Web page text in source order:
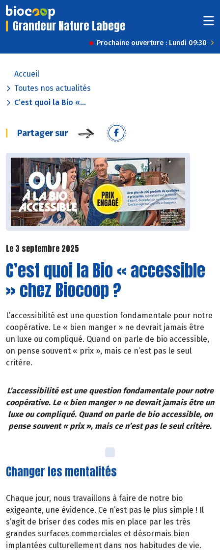
Grandeur Nature Labege
Prochaine ouverture : Lundi 09:30
Accueil
Toutes nos actualités
C’est quoi la Bio «...
Partager sur
Le 3 septembre 2025
C’est quoi la Bio « accessible
» chez Biocoop ?
L’accessibilité est une question fondamentale pour notre
coopérative. Le « bien manger » ne devrait jamais être
un luxe ou compliqué. Quand on parle de bio accessible,
on pense souvent « prix », mais ce n’est pas le seul
critère.
L’accessibilité est une question fondamentale pour notre
coopérative. Le « bien manger » ne devrait jamais être un
luxe ou compliqué. Quand on parle de bio accessible, on
pense souvent « prix », mais ce n’est pas le seul critère.
Changer les mentalités
Chaque jour, nous travaillons à faire de notre bio
exigeante, une évidence. Ce n’est pas le plus simple ! Il
s’agit de briser des codes mis en place par les très
grandes surfaces commerciales et désormais bien
implantées culturellement dans nos habitudes de vie.